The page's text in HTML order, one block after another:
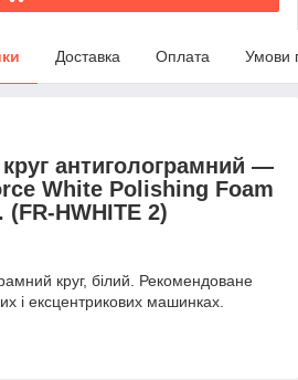
Доставка Оплата Умови
антиголограмний —
White Polishing Foam
HWHITE 2)
круг, білий. Рекомендоване
і ексцентрикових машинках.